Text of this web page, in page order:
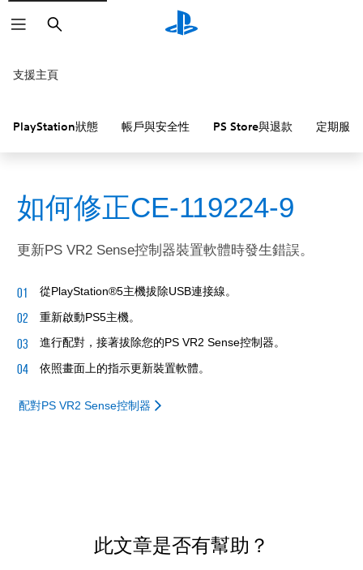
搜
尋
支援主頁
PlayStation狀態 帳戶與安全性 PS Store與退款 定期服務
如何修正CE-119224-9
更新PS VR2 Sense控制器裝置軟體時發生錯誤。
從PlayStation®5主機拔除USB連接線。
重新啟動PS5主機。
進行配對，接著拔除您的PS VR2 Sense控制器。
依照畫面上的指示更新裝置軟體。
配對PS VR2 Sense控制器
此文章是否有幫助？